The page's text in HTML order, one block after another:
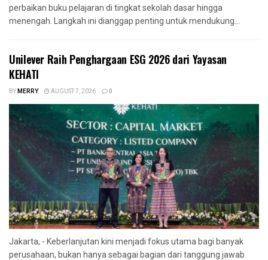
perbaikan buku pelajaran di tingkat sekolah dasar hingga
menengah. Langkah ini dianggap penting untuk mendukung...
Unilever Raih Penghargaan ESG 2026 dari Yayasan
KEHATI
BYMERRY AUGUST 7, 2026 0
Jakarta, - Keberlanjutan kini menjadi fokus utama bagi banyak
perusahaan, bukan hanya sebagai bagian dari tanggung jawab